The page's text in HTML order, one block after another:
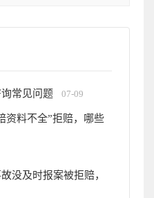
常见问题 07-09
资料不全”拒赔，哪些
没及时报案被拒赔，